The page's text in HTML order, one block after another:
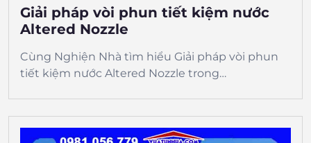
Giải pháp vòi phun tiết kiệm nước
Altered Nozzle
Cùng Nghiện Nhà tìm hiểu Giải pháp vòi phun
tiết kiệm nước Altered Nozzle trong…